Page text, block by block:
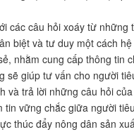
các câu hỏi xoáy từ
biệt và tư duy một cách
nhằm cung cấp thông tin
sẽ giúp tư vấn cho người
và trả lời những câu hỏi
vững chắc giữa người
thúc đẩy nông dân sản